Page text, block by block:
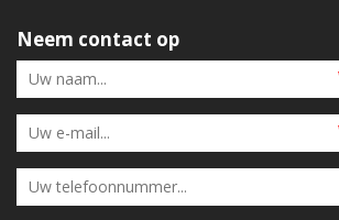
Neem contact op